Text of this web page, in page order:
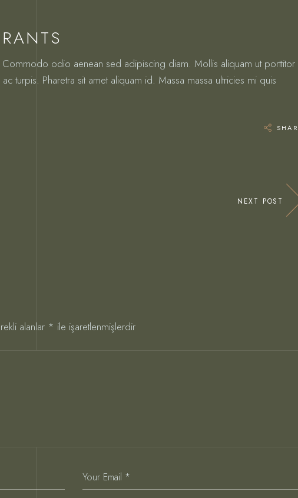
odio aenean sed adipiscing diam. Mollis aliquam ut porttitor
turpis. Pharetra sit amet aliquam id. Massa massa ultricies mi quis
NEXT POST
alanlar * ile işaretlenmişlerdir